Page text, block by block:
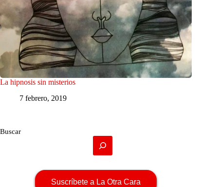
La hipnosis sin misterios
7 febrero, 2019
Buscar
Suscríbete a La Otra Cara